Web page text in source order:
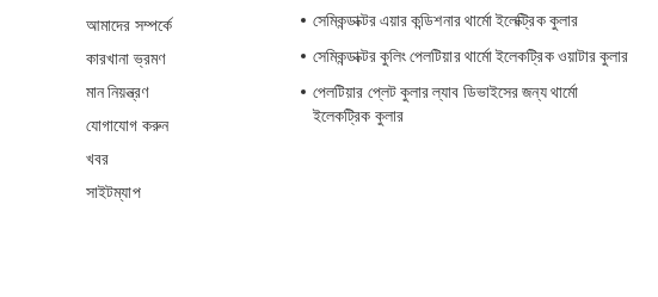
আমাদের সম্পর্কে
কারখানা ভ্রমণ
মান নিয়ন্ত্রণ
যোগাযোগ করুন
খবর
সাইটম্যাপ
সেমিকন্ডাক্টর এয়ার কন্ডিশনার থার্মো ইলেক্ট্রিক কুলার
সেমিকন্ডাক্টর কুলিং পেলটিয়ার থার্মো ইলেকট্রিক ওয়াটার কুলার
পেলটিয়ার প্লেট কুলার ল্যাব ডিভাইসের জন্য থার্মো
ইলেকট্রিক কুলার